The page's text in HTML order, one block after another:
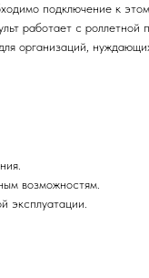
подключение к
работает с
организаций,
возможностям.
эксплуатации.